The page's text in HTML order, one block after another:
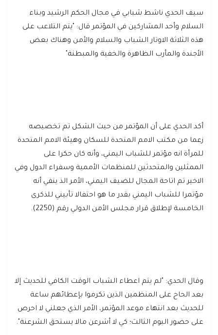
سيف الحدي ناشط شبابي في مجال الحكم الرشيد وبناء
السلام وأحد المشاركين في المؤتمر قال: "يتم التلاعب على
هذه الثلاثة الاوتار الشباب والسلام والأمن وهناك بعض
الأجندة والمأرب الظاهرة والخفية والمبطنة"
أكد الحدي على أن المؤتمر من حيث الشكل تم تخصيصه
زعما من مكتب الامم المتحدة للسكان وهيئة الامم المتحدة
للمرأة انه مؤتمر للشباب اليمني، وأنه كان حكرا على
الممثلين والمتحدثين للمنظمات الأممية وسفراء الدول وفي
الاخير تم اتاحة المجال للضيف اليمني، الأمر الذ ينفي أنه
مؤتمرا للشباب اليمني بقدر ما هو احتفالا تأبيني للذكرى
الخامسة لإطلاق قرار مجلس الأمن الدولي رقم (2250).
وقال الحدي: "لم يتم اعطاء الشباب الوقت الكافي للحديث إلا
بعد الحاح على المنظمين الذين تكرموا بإعطائهم ساعة
للحديث بعد انتهاء موعد المؤتمر، الأمر الذي جعلني لا احرص
على حضور اليوم الثالث؛ كي لا أشرعن مالا يستحق الشرعنة".